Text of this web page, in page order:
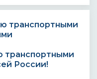
транспортными
России!